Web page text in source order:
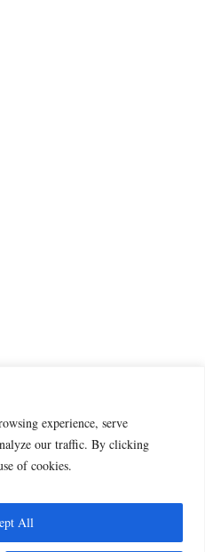
experience, serve
our traffic. By clicking
of cookies.
All